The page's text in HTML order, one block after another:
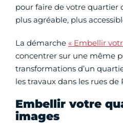
pour faire de votre quartier
plus agréable, plus
La démarche « Embellir
concentrer sur une même
transformations d’un
les travaux dans les rues de
Embellir votre
images